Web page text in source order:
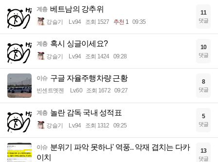
계층 베트남의 강추위
강슬기 Lv.94 조회 1527 추천 1 09:35
11
댓글
계층 혹시 싱글이세요?
강슬기 Lv.94 조회 1424 09:28
10
댓글
이슈 구글 자율주행차량 근황
빈센트멧젠 Lv.60 조회 1672 09:27
8
댓글
계층 놀란 감독 국내 성적표
강슬기 Lv.94 조회 1312 09:25
5
댓글
이슈 분위기 파악 못하나' 역풍.. 악재 겹치는 다카
이치
13
댓글